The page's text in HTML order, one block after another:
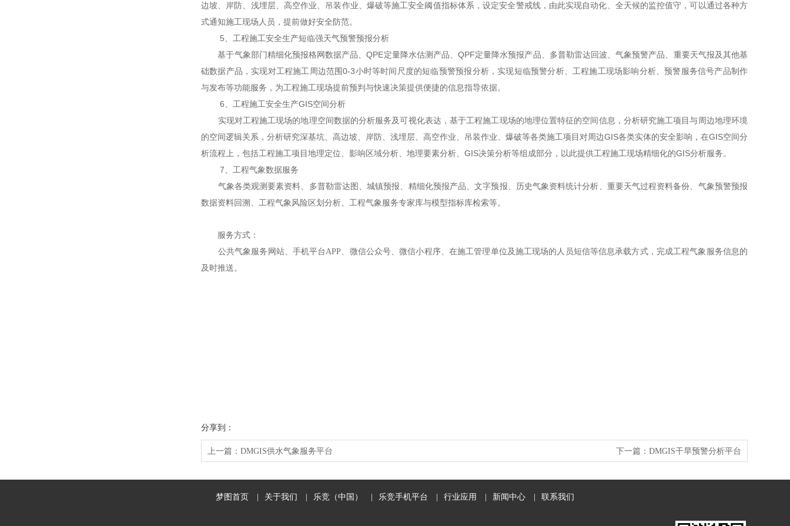
边坡、岸防、浅埋层、高空作业、吊装作业、爆破等施工安全阈值指标体系，设定安全警戒线，由此实现自动化、全天候的监控值守，可以通过各种方
式通知施工现场人员，提前做好安全防范。
5、工程施工安全生产短临强天气预警预报分析
基于气象部门精细化预报格网数据产品、QPE定量降水估测产品、QPF定量降水预报产品、多普勒雷达回波、气象预警产品、重要天气报及其他基
础数据产品，实现对工程施工周边范围0-3小时等时间尺度的短临预警预报分析，实现短临预警分析、工程施工现场影响分析、预警服务信号产品制作
与发布等功能服务，为工程施工现场提前预判与快速决策提供便捷的信息指导依据。
6、工程施工安全生产GIS空间分析
实现对工程施工现场的地理空间数据的分析服务及可视化表达，基于工程施工现场的地理位置特征的空间信息，分析研究施工项目与周边地理环境
的空间逻辑关系，分析研究深基坑、高边坡、岸防、浅埋层、高空作业、吊装作业、爆破等各类施工项目对周边GIS各类实体的安全影响，在GIS空间分
析流程上，包括工程施工项目地理定位、影响区域分析、地理要素分析、GIS决策分析等组成部分，以此提供工程施工现场精细化的GIS分析服务。
7、工程气象数据服务
气象各类观测要素资料、多普勒雷达图、城镇预报、精细化预报产品、文字预报、历史气象资料统计分析、重要天气过程资料备份、气象预警预报
数据资料回溯、工程气象风险区划分析、工程气象服务专家库与模型指标库检索等。
服务方式：
公共气象服务网站、手机平台APP、微信公众号、微信小程序、在施工管理单位及施工现场的人员短信等信息承载方式，完成工程气象服务信息的
及时推送。
分享到：
上一篇： DMGIS供水气象服务平台 下一篇： DMGIS干旱预警分析平台
梦图首页 关于我们 乐竞（中国） 乐竞手机平台 行业应用 新闻中心 联系我们